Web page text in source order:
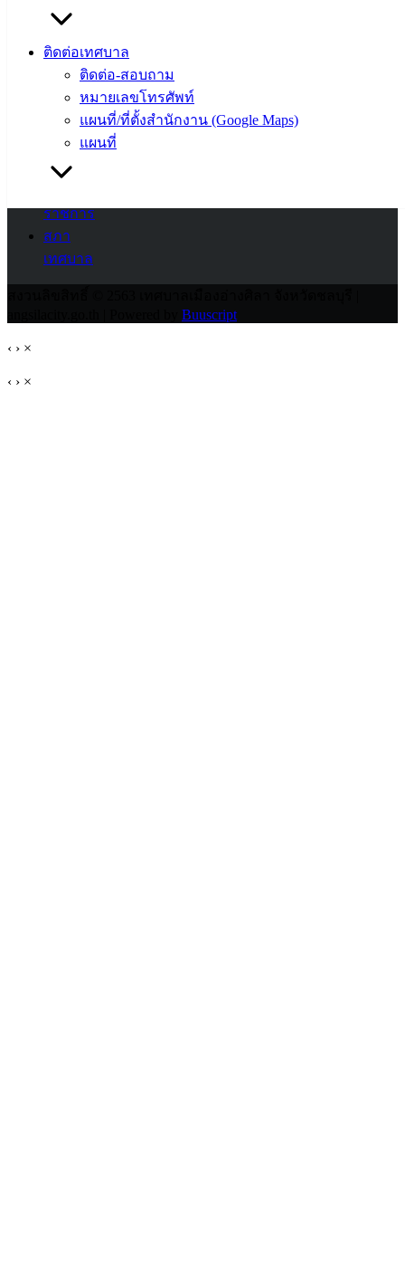
ติดต่อเทศบาล
ติดต่อ-สอบถาม
หมายเลขโทรศัพท์
แผนที่/ที่ตั้งสำนักงาน (Google Maps)
แผนที่
นายก
ประวัติ
เทศบาล
ผู้บริหาร
และ
หัวหน้า
ราชการ
สภา
เทศบาล
Buuscript
‹ › ×
‹ › ×